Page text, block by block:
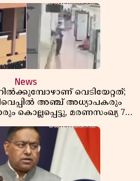
News
വെടിയേറ്റത്;
അഞ്ച് അധ്യാപകരും
കൊല്ലപ്പെട്ടു, മരണസംഖ്യ 7;